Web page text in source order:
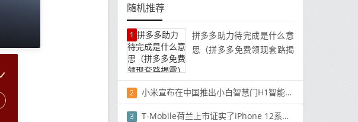
随机推荐
1
拼多多助力待完成是什么意
思（拼多多免费领现套路揭
2 小米宣布在中国推出小白智慧门H1智能门众筹
3 T-Mobile荷兰上市证实了iPhone 12系列的绰号